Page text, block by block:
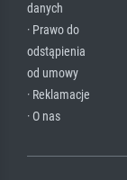
danych
· Prawo do
odstąpienia
od umowy
· Reklamacje
· O nas